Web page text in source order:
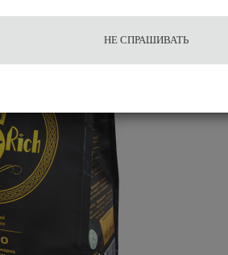
НЕ СПРАШИВАТЬ